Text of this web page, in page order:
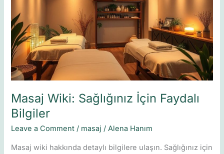
Masaj Wiki: Sağlığınız İçin Faydalı
Bilgiler
Leave a Comment / masaj /Alena Hanım
Masaj wiki hakkında detaylı bilgilere ulaşın. Sağlığınız için
Faydalı
Bilgiler